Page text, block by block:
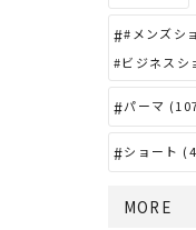
#メンズシ
#ビジネスシ
パーマ
ショート
MORE